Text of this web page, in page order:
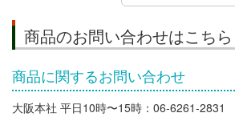
商品のお問い合わせはこちら
商品に関するお問い合わせ
大阪本社 平日10時〜15時：06-6261-2831